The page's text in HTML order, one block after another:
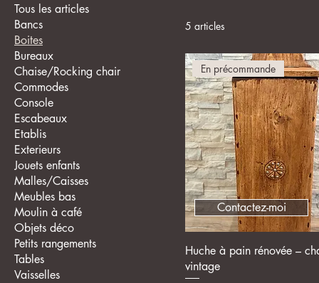
Tous les articles
Bancs
Boites
Bureaux
Chaise/Rocking chair
Commodes
Console
Escabeaux
Etablis
Exterieurs
Jouets enfants
Malles/Caisses
Meubles bas
Moulin à café
Objets déco
Petits rangements
Tables
Vaisselles
5 articles
Aperçu rapide
En précommande
Huche à pain rénovée –
vintage
Contactez-moi